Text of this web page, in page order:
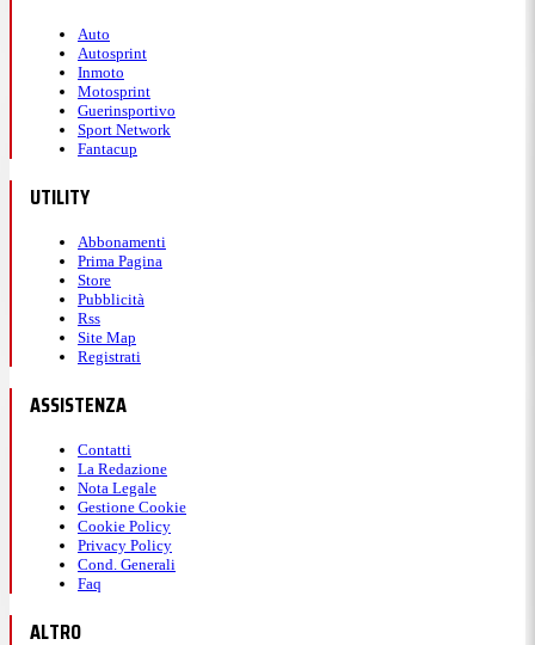
Auto
Autosprint
Inmoto
Motosprint
Guerinsportivo
Sport Network
Fantacup
UTILITY
Abbonamenti
Prima Pagina
Store
Pubblicità
Rss
Site Map
Registrati
ASSISTENZA
Contatti
La Redazione
Nota Legale
Gestione Cookie
Cookie Policy
Privacy Policy
Cond. Generali
Faq
ALTRO